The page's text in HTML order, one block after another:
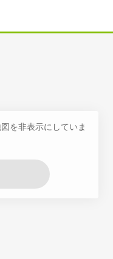
を非表示にしていま